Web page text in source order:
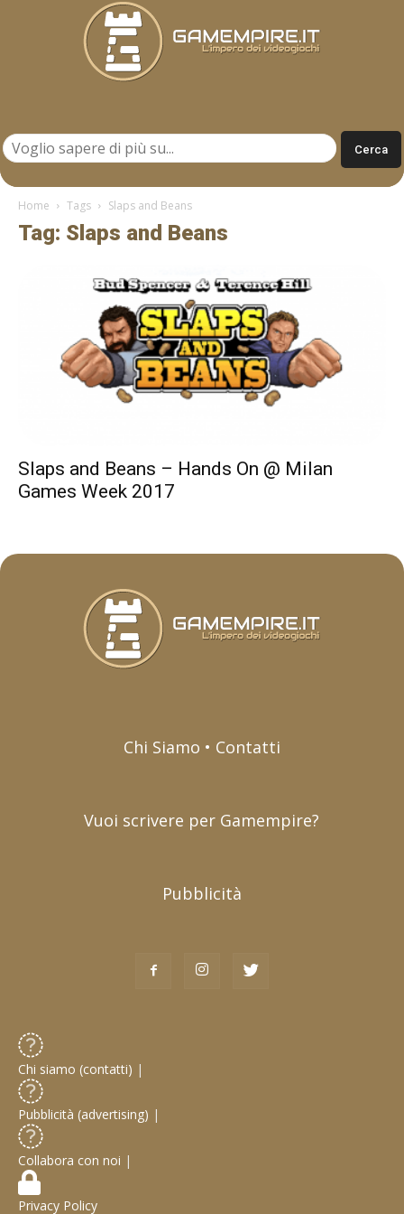
Home Tags Slaps and Beans
Tag: Slaps and Beans
Slaps and Beans – Hands On @ Milan
Games Week 2017
Chi Siamo • Contatti
Vuoi scrivere per Gamempire?
Pubblicità
Chi siamo (contatti) |
Pubblicità (advertising) |
Collabora con noi |
Privacy Policy